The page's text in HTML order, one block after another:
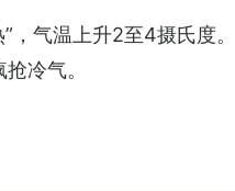
气温上升2至4摄氏度。
冷气。